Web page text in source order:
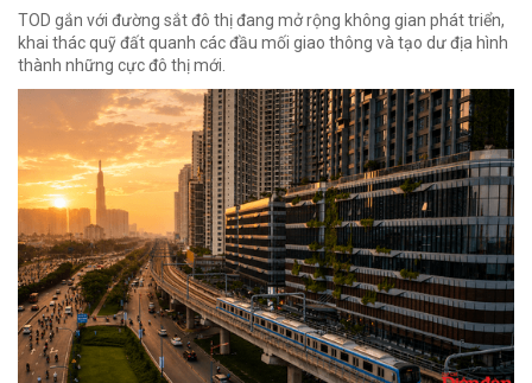
TOD gắn với đường sắt đô thị đang mở rộng không gian phát triển,
khai thác quỹ đất quanh các đầu mối giao thông và tạo dư địa hình
thành những cực đô thị mới.